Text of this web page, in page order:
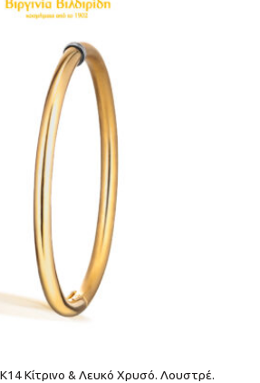
Κ14 Kίτρινο & Λευκό Χρυσό. Λουστρέ.